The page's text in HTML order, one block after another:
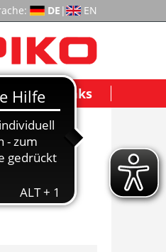
DE | EN
Wichtige Links
(2